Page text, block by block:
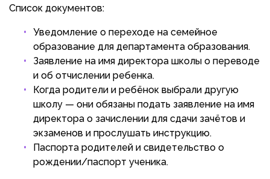
Список документов:
Уведомление о переходе на семейное
образование для департамента образования.
Заявление на имя директора школы о переводе
и об отчислении ребенка.
Когда родители и ребёнок выбрали другую
школу — они обязаны подать заявление на имя
директора о зачислении для сдачи зачётов и
экзаменов и прослушать инструкцию.
Паспорта родителей и свидетельство о
рождении/паспорт ученика.